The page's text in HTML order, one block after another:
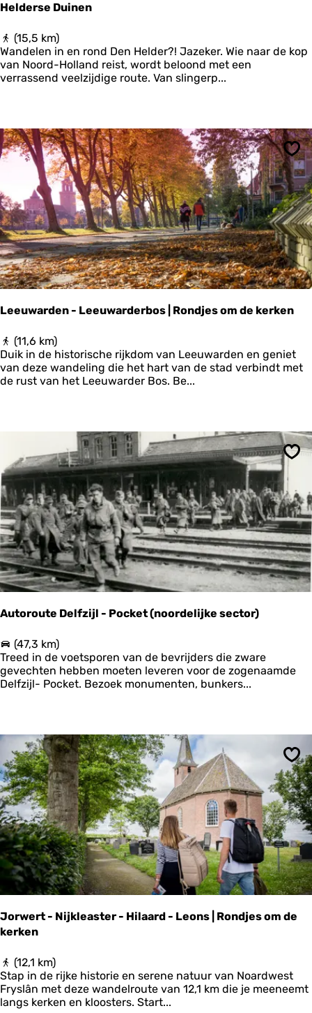
Helderse Duinen
H
e
l
d
e
D
u
e
n
(15,5 km)
Wandelen in en rond Den Helder?! Jazeker. Wie naar de kop
van Noord-Holland reist, wordt beloond met een
verrassend veelzijdige route. Van slingerp...
Leeuwarden - Leeuwarderbos | Rondjes om de kerken
L
e
e
u
-
L
e
e
u
w
a
r
d
e
r
b
s
|
R
o
e
o
m
d
e
k
e
r
k
e
(11,6 km)
Duik in de historische rijkdom van Leeuwarden en geniet
van deze wandeling die het hart van de stad verbindt met
de rust van het Leeuwarder Bos. Be...
Autoroute Delfzijl - Pocket (noordelijke sector)
A
u
t
o
t
D
e
l
f
z
i
j
l
-
o
c
k
e
n
o
o
(47,3 km)
Treed in de voetsporen van de bevrijders die zware
gevechten hebben moeten leveren voor de zogenaamde
Delfzijl- Pocket. Bezoek monumenten, bunkers...
Jorwert - Nijkleaster - Hilaard - Leons | Rondjes om de
kerken
J
o
r
w
(12,1 km)
Stap in de rijke historie en serene natuur van Noardwest
Fryslân met deze wandelroute van 12,1 km die je meeneemt
langs kerken en kloosters. Start...